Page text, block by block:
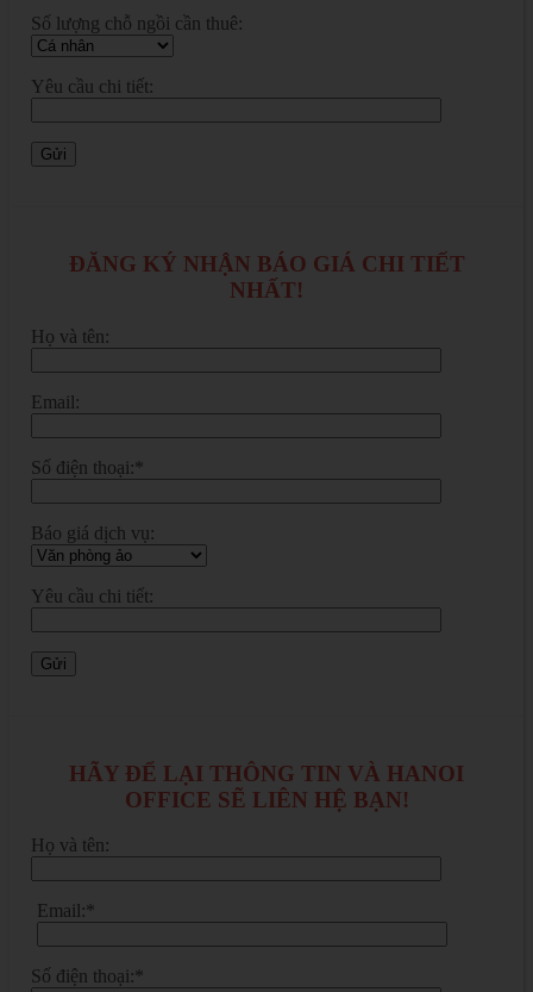
Số lượng chỗ ngồi cần thuê:
Yêu cầu chi tiết:
ĐĂNG KÝ NHẬN BÁO GIÁ CHI TIẾT
NHẤT!
Họ và tên:
Email:
Số điện thoại:*
Báo giá dịch vụ:
Yêu cầu chi tiết:
HÃY ĐỂ LẠI THÔNG TIN VÀ HANOI
OFFICE SẼ LIÊN HỆ BẠN!
Họ và tên:
Email:*
Số điện thoại:*